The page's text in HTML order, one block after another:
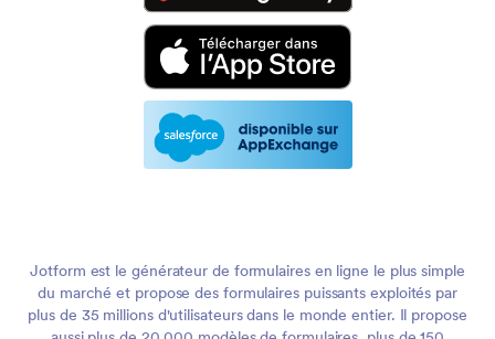
Jotform est le générateur de formulaires en ligne le plus simple
du marché et propose des formulaires puissants exploités par
plus de 35 millions d'utilisateurs dans le monde entier. Il propose